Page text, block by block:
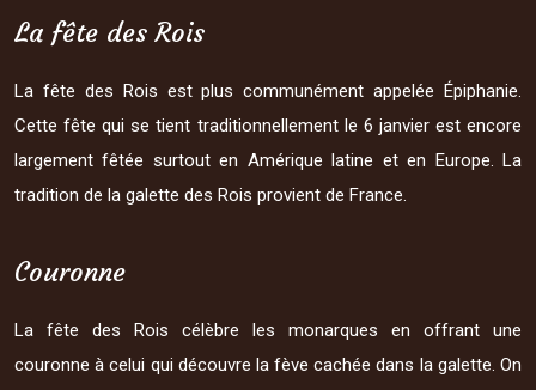
La fête des Rois
La fête des Rois est plus communément appelée Épiphanie.
Cette fête qui se tient traditionnellement le 6 janvier est encore
largement fêtée surtout en Amérique latine et en Europe. La
tradition de la galette des Rois provient de France.
Couronne
La fête des Rois célèbre les monarques en offrant une
couronne à celui qui découvre la fève cachée dans la galette. On